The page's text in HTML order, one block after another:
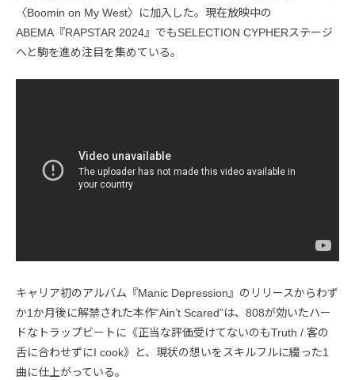
〈Boomin on My West〉に加入した。現在放映中の
ABEMA『RAPSTAR 2024』でもSELECTION CYPHERステージ
へと駒を進め注目を集めている。
キャリア初のアルバム『Manic Depression』のリリースからわず
か1か月後に解禁された本作“Ain’t Scared”は、808が効いたハー
ドなトラップビートに《正当な評価受けてないのもTruth / 客の
舌に合わせずにI cook》と、現状の想いをスキルフルに綴った1
曲に仕上がっている。